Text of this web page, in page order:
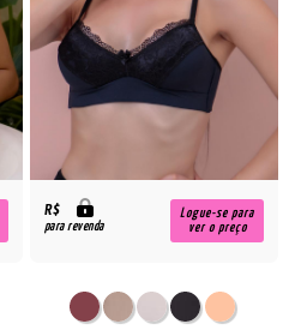
R$
para revenda
Logue-se para
ver o preço